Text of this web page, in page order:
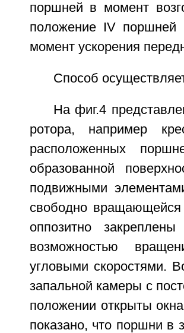
поршней в момент
положение IV поршней
момент ускорения
Способ
На фиг.4
ротора, например
расположенных
образованной
подвижными
свободно
оппозитно
возможностью
угловыми скоростями.
запальной камеры с
положении открыты
показано, что поршни в